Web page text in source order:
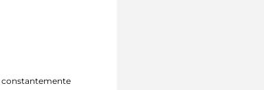
constantemente